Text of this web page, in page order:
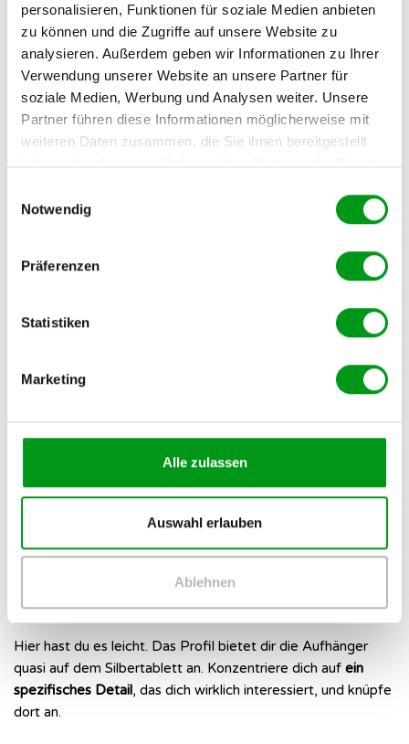
personalisieren, Funktionen für soziale Medien anbieten
zu können und die Zugriffe auf unsere Website zu
analysieren. Außerdem geben wir Informationen zu Ihrer
Verwendung unserer Website an unsere Partner für
soziale Medien, Werbung und Analysen weiter. Unsere
Partner führen diese Informationen möglicherweise mit
weiteren Daten zusammen, die Sie ihnen bereitgestellt
haben oder die sie im Rahmen Ihrer Nutzung der Dienste
Notwendig
Präferenzen
Statistiken
Marketing
Alle zulassen
Auswahl erlauben
Ablehnen
Wenn ihr beide gerne kocht oder den gleichen
Musikgeschmack habt, erwähne das sofort.
Gemeinsamkeiten schaffen sofort eine vertraute Basis.
Zu sexuell oder forsch werden
Selbst wenn die Anziehung da ist: Anzügliche
Bemerkungen in der ersten Nachricht sind ab 30 fast
Konkrete Vorlagen und Text-
Kontaktaufnahme
Lass uns einen Blick auf praxisnahe Beispiele werfen, wie du
die eben genannten Strategien in konkrete Nachrichten
verwandelst. Passe diese Vorlagen immer an deinen eigenen
Strategien für Profile mit vielen
Details und Texten
Hier hast du es leicht. Das Profil bietet dir die Aufhänger
quasi auf dem Silbertablett an. Konzentriere dich auf ein
spezifisches Detail, das dich wirklich interessiert, und knüpfe
dort an.